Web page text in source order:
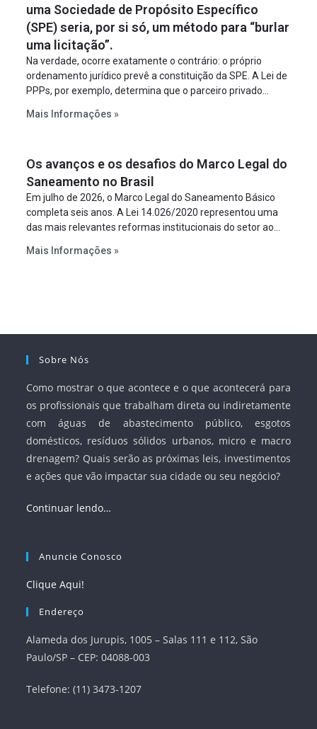
uma Sociedade de Propósito Específico
(SPE) seria, por si só, um método para “burlar
uma licitação”.
Na verdade, ocorre exatamente o contrário: o próprio
ordenamento jurídico prevê a constituição da SPE. A Lei de
PPPs, por exemplo, determina que o parceiro privado
empreendimento. Ou seja, a suposta “fraude à licitação” é
projeto a projeto.
Mais Informações »
Os avanços e os desafios do Marco Legal do
Saneamento no Brasil
Em julho de 2026, o Marco Legal do Saneamento Básico
completa seis anos. A Lei 14.026/2020 representou uma
das mais relevantes reformas institucionais do setor ao
serviços, ampliar a participação da iniciativa privada,
Mais Informações »
Sobre Nós
Como mostrar o que acontece e o que acontecerá para
os profissionais que trabalham direta ou indiretamente
com águas de abastecimento público, esgotos
domésticos, resíduos sólidos urbanos, micro e macro
drenagem? Quais serão as próximas leis, investimentos
e ações que vão impactar sua cidade ou seu negócio?
Continuar lendo…
Anuncie Conosco
Clique Aqui!
Endereço
Alameda dos Jurupis, 1005 – Salas 111 e 112, São
Paulo/SP – CEP: 04088-003
Telefone: (11) 3473-1207